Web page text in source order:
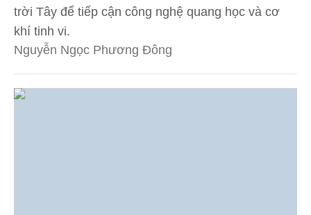
trời Tây để tiếp cận công nghệ quang học và cơ
khí tinh vi.
Nguyễn Ngọc Phương Đông